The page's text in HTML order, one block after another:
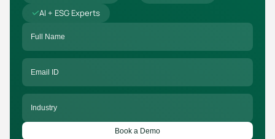
AI + ESG Experts
Book a Demo